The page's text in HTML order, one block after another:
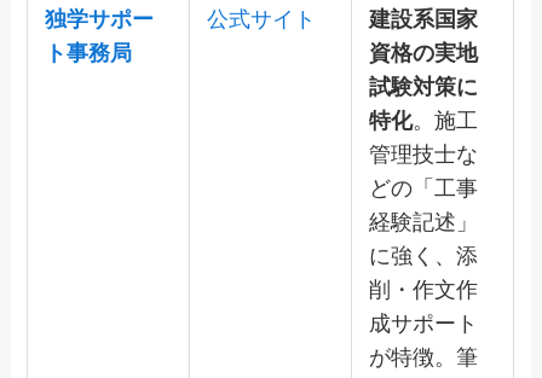
独学サポー
ト事務局
公式サイト
建設系国家
資格の実地
試験対策に
特化。施工
管理技士な
どの「工事
経験記述」
に強く、添
削・作文作
成サポート
が特徴。筆